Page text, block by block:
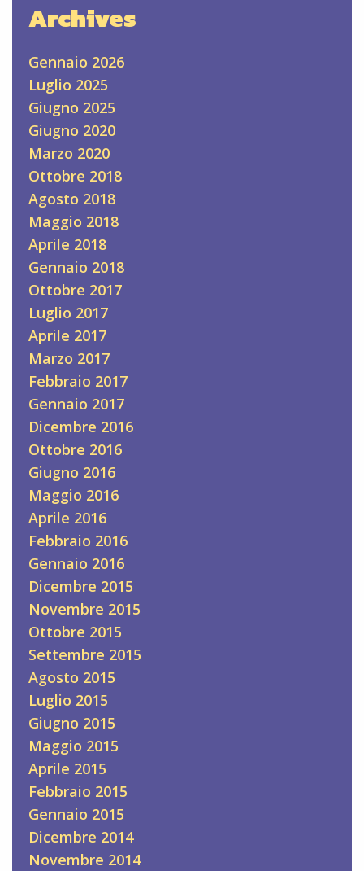
Archives
Gennaio 2026
Luglio 2025
Giugno 2025
Giugno 2020
Marzo 2020
Ottobre 2018
Agosto 2018
Maggio 2018
Aprile 2018
Gennaio 2018
Ottobre 2017
Luglio 2017
Aprile 2017
Marzo 2017
Febbraio 2017
Gennaio 2017
Dicembre 2016
Ottobre 2016
Giugno 2016
Maggio 2016
Aprile 2016
Febbraio 2016
Gennaio 2016
Dicembre 2015
Novembre 2015
Ottobre 2015
Settembre 2015
Agosto 2015
Luglio 2015
Giugno 2015
Maggio 2015
Aprile 2015
Febbraio 2015
Gennaio 2015
Dicembre 2014
Novembre 2014